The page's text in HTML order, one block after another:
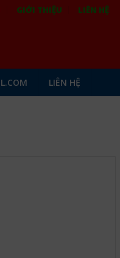
GIỚI THIỆU LIÊN HỆ
LIÊN HỆ